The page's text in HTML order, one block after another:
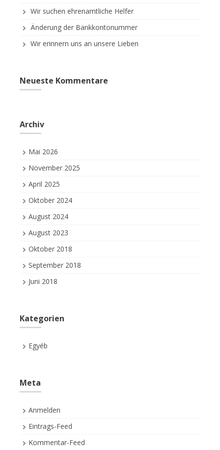
Wir suchen ehrenamtliche Helfer
Änderung der Bankkontonummer
Wir erinnern uns an unsere Lieben
Neueste Kommentare
Archiv
Mai 2026
November 2025
April 2025
Oktober 2024
August 2024
August 2023
Oktober 2018
September 2018
Juni 2018
Kategorien
Egyéb
Meta
Anmelden
Eintrags-Feed
Kommentar-Feed